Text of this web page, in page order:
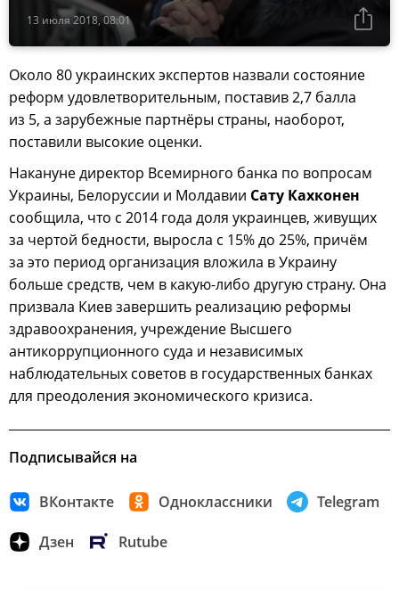
13 июля 2018, 08:01
Около 80 украинских экспертов назвали состояние
реформ удовлетворительным, поставив 2,7 балла
из 5, а зарубежные партнёры страны, наоборот,
поставили высокие оценки.
Накануне директор Всемирного банка по вопросам
Украины, Белоруссии и Молдавии Сату Кахконен
сообщила, что с 2014 года доля украинцев, живущих
за чертой бедности, выросла с 15% до 25%, причём
за это период организация вложила в Украину
больше средств, чем в какую-либо другую страну. Она
призвала Киев завершить реализацию реформы
здравоохранения, учреждение Высшего
антикоррупционного суда и независимых
наблюдательных советов в государственных банках
для преодоления экономического кризиса.
Подписывайся на
ВКонтакте Одноклассники Telegram
Дзен Rutube